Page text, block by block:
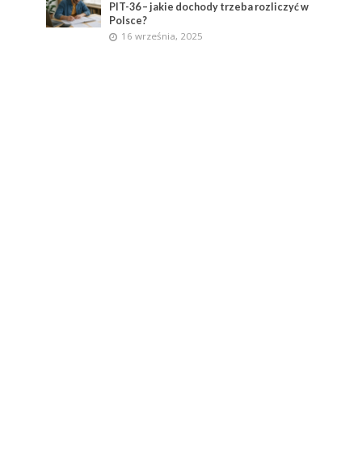
PIT-36 – jakie dochody trzeba rozliczyć w
Polsce?
16 września, 2025